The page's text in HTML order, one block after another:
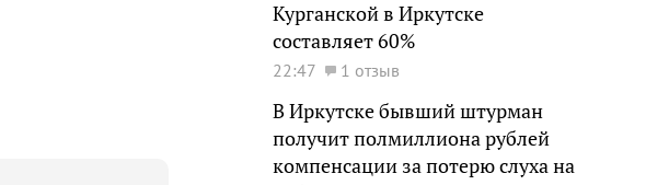
Курганской в Иркутске
составляет 60%
22:47 1 отзыв
В Иркутске бывший штурман
получит полмиллиона рублей
компенсации за потерю слуха на